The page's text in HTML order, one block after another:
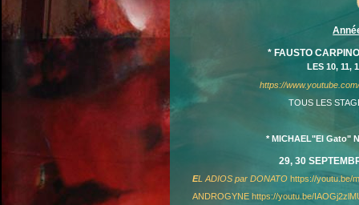
* FAUSTO
LES 10, 11,
https://
TOUS LES
* MICHAEL"El Gato"
29, 30
EL ADIOS par DONATO https://youtu.be/
ANDROGYNE https://youtu.be/